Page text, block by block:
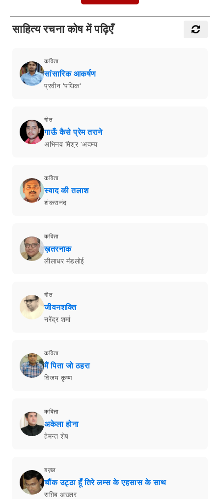
साहित्य रचना कोष में पढ़िएँ
कविता
सांसारिक आकर्षण
प्रवीन 'पथिक'
गीत
गाऊँ कैसे प्रेम तराने
अभिनव मिश्र 'अदम्य'
कविता
स्वाद की तलाश
शंकरानंद
कविता
ख़तरनाक
लीलाधर मंडलोई
गीत
जीवनशक्ति
नरेंद्र शर्मा
कविता
मैं पिता जो ठहरा
विजय कृष्ण
कविता
अकेला होना
हेमन्त शेष
ग़ज़ल
चौंक उट्ठा हूँ तिरे लम्स के एहसास के साथ
राग़िब अख़्तर